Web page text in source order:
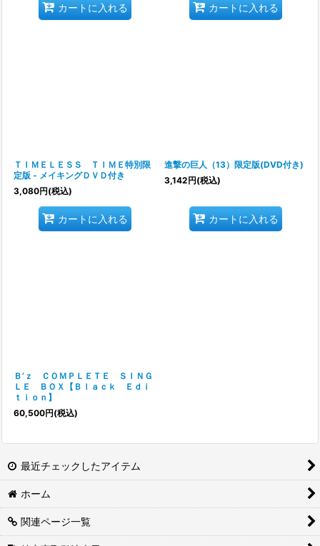
カートに入れる カートに入れる
ＴＩＭＥＬＥＳＳ ＴＩＭＥ特別限
定版 - メイキングＤＶＤ付き
3,080円(税込)
カートに入れる
進撃の巨人（13）限定版(DVD付き)
3,142円(税込)
カートに入れる
Ｂ’ｚ ＣＯＭＰＬＥＴＥ ＳＩＮＧ
ＬＥ ＢＯＸ【Ｂｌａｃｋ Ｅｄｉ
ｔｉｏｎ】
60,500円(税込)
最近チェックしたアイテム
ホーム
関連ページ一覧